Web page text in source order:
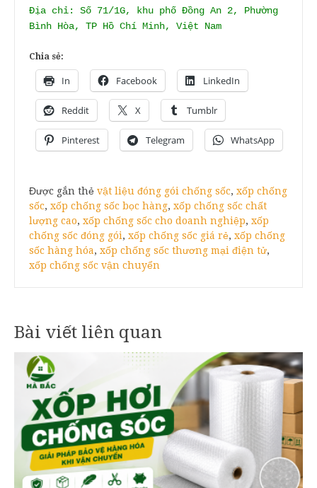
Địa chỉ: Số 71/1G, khu phố Đồng An 2, Phường
Bình Hòa, TP Hồ Chí Minh, Việt Nam
Chia sẻ:
In Facebook LinkedIn
Reddit X Tumblr
Pinterest Telegram WhatsApp
Được gắn thẻ vật liệu đóng gói chống sốc, xốp chống
sốc, xốp chống sốc bọc hàng, xốp chống sốc chất
lượng cao, xốp chống sốc cho doanh nghiệp, xốp
chống sốc đóng gói, xốp chống sốc giá rẻ, xốp chống
sốc hàng hóa, xốp chống sốc thương mại điện tử,
xốp chống sốc vận chuyển
Bài viết liên quan